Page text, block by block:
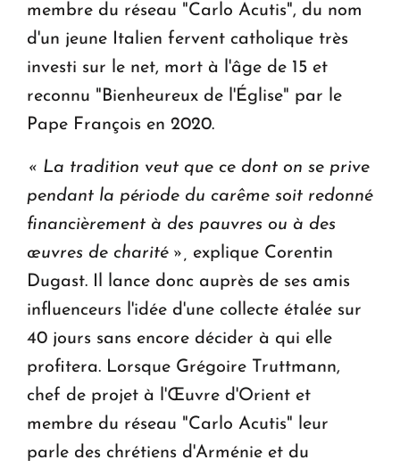
membre du réseau "Carlo Acutis", du nom
d'un jeune Italien fervent catholique très
investi sur le net, mort à l'âge de 15 et
reconnu "Bienheureux de l'Église" par le
Pape François en 2020.
« La tradition veut que ce dont on se prive
pendant la période du carême soit redonné
financièrement à des pauvres ou à des
œuvres de charité », explique Corentin
Dugast. Il lance donc auprès de ses amis
influenceurs l'idée d'une collecte étalée sur
40 jours sans encore décider à qui elle
profitera. Lorsque Grégoire Truttmann,
chef de projet à l'Œuvre d'Orient et
membre du réseau "Carlo Acutis" leur
parle des chrétiens d'Arménie et du